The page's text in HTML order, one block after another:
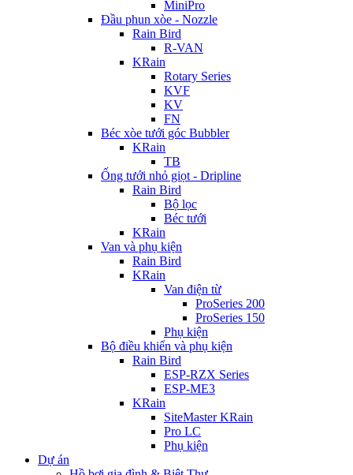
MiniPro
Đầu phun xòe - Nozzle
Rain Bird
R-VAN
KRain
Rotary Series
KVF
KV
FN
Béc xòe tưới góc Bubbler
KRain
TB
Ống tưới nhỏ giọt - Dripline
Rain Bird
Bộ lọc
Béc tưới
KRain
Van và phụ kiện
Rain Bird
KRain
Van điện từ
ProSeries 200
ProSeries 150
Phụ kiện
Bộ điều khiển và phụ kiện
Rain Bird
ESP-RZX Series
ESP-ME3
KRain
SiteMaster KRain
Pro LC
Phụ kiện
Dự án